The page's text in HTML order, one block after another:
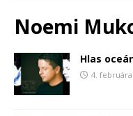
Noemi
Hlas
4. februára